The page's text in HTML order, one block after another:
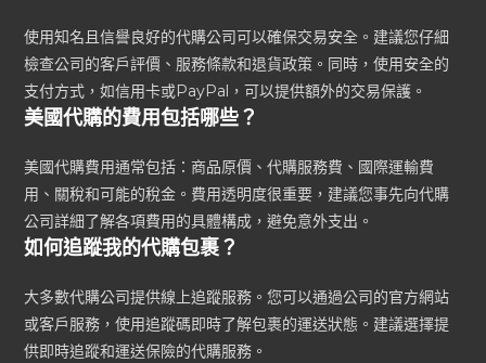
使用知名且信譽良好的代購公司可以確保交易安全。建議您仔細
檢查公司的客戶評價、服務條款和退貨政策。同時，使用安全的
支付方式，如信用卡或PayPal，可以提供額外的交易保護。
美國代購的費用包括哪些？
美國代購費用通常包括：商品原價、代購服務費、國際運輸費
用、關稅和可能的稅金。費用透明度很重要，建議您事先向代購
公司詳細了解各項費用的具體構成，避免意外支出。
如何追蹤我的代購包裹？
大多數代購公司提供線上追蹤服務。您可以通過公司的官方網站
或客戶服務，使用追蹤碼即時了解包裹的運送狀態。建議選擇提
供即時追蹤和運送保險的代購服務。